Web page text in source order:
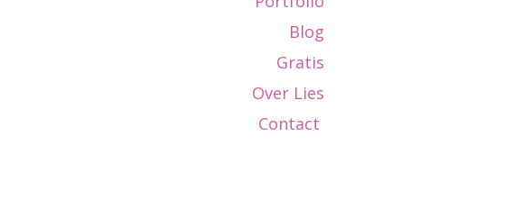
Blog
Gratis
Over Lies
Contact